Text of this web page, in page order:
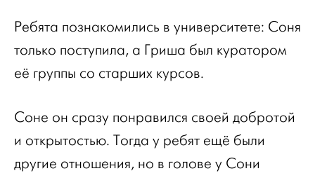
Ребята познакомились в университете: Соня
только поступила, а Гриша был куратором
её группы со старших курсов.
Соне он сразу понравился своей добротой
и открытостью. Тогда у ребят ещё были
другие отношения, но в голове у Сони